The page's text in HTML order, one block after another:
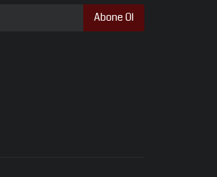
Abone Ol